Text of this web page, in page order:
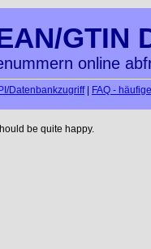
GTIN
online
Datenbankzugriff| FAQ -
be quite happy.